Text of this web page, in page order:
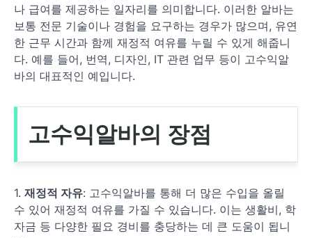
나 급여를 제공하는 일자리를 의미합니다. 이러한 알바는
보통 전문 기술이나 경험을 요구하는 경우가 많으며, 유연
한 근무 시간과 함께 재정적 여유를 누릴 수 있게 해줍니
다. 예를 들어, 번역, 디자인, IT 관련 업무 등이 고수익알
바의 대표적인 예입니다.
고수익알바의 장점
1. 재정적 자유: 고수익알바를 통해 더 많은 수입을 올릴
수 있어 재정적 여유를 가질 수 있습니다. 이는 생활비, 학
자금 등 다양한 필요 경비를 충당하는 데 큰 도움이 됩니